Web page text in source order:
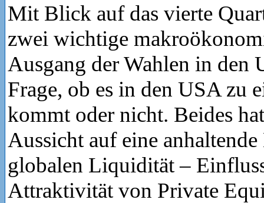
Mit Blick auf das vierte
zwei wichtige
Ausgang der Wahlen in den
Frage, ob es in den USA zu
kommt oder nicht. Beides
Aussicht auf eine
globalen Liquidität –
Attraktivität von Private